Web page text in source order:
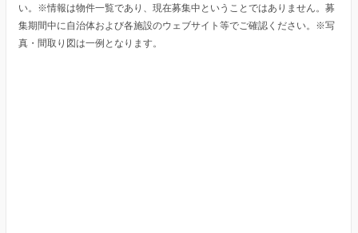
い。※情報は物件一覧であり、現在募集中ということではありません。募
集期間中に自治体および各施設のウェブサイト等でご確認ください。※写
真・間取り図は一例となります。